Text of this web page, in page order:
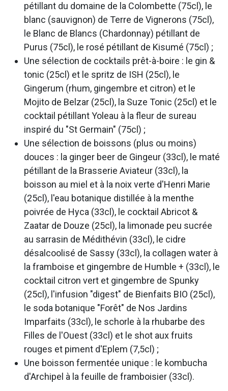
pétillant du domaine de la Colombette (75cl), le
blanc (sauvignon) de Terre de Vignerons (75cl),
le Blanc de Blancs (Chardonnay) pétillant de
Purus (75cl), le rosé pétillant de Kisumé (75cl) ;
Une sélection de cocktails prêt-à-boire : le gin &
tonic (25cl) et le spritz de ISH (25cl), le
Gingerum (rhum, gingembre et citron) et le
Mojito de Belzar (25cl), la Suze Tonic (25cl) et le
cocktail pétillant Yoleau à la fleur de sureau
inspiré du "St Germain" (75cl) ;
Une sélection de boissons (plus ou moins)
douces : la ginger beer de Gingeur (33cl), le maté
pétillant de la Brasserie Aviateur (33cl), la
boisson au miel et à la noix verte d'Henri Marie
(25cl), l'eau botanique distillée à la menthe
poivrée de Hyca (33cl), le cocktail Abricot &
Zaatar de Douze (25cl), la limonade peu sucrée
au sarrasin de Médithévin (33cl), le cidre
désalcoolisé de Sassy (33cl), la collagen water à
la framboise et gingembre de Humble + (33cl), le
cocktail citron vert et gingembre de Spunky
(25cl), l'infusion "digest" de Bienfaits BIO (25cl),
le soda botanique "Forêt" de Nos Jardins
Imparfaits (33cl), le schorle à la rhubarbe des
Filles de l'Ouest (33cl) et le shot aux fruits
rouges et piment d'Eplem (7,5cl) ;
Une boisson fermentée unique : le kombucha
d'Archipel à la feuille de framboisier (33cl).